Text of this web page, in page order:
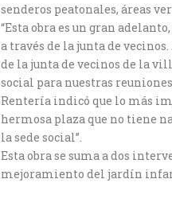
senderos peatonales, áreas
“Esta obra es un gran
a través de la junta de
de la junta de vecinos de la
social para nuestras
Rentería indicó que lo más
hermosa plaza que no tiene
la sede social”.
Esta obra se suma a dos
mejoramiento del jardín